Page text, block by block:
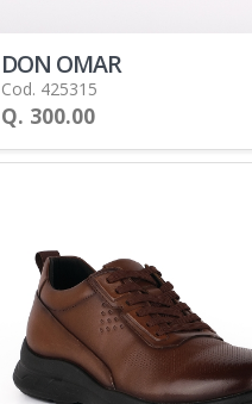
DON OMAR
Cod. 425315
Q. 300.00